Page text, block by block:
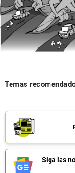
Temas
Siga las